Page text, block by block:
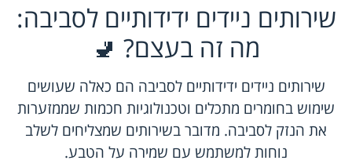
שירותים ניידים ידידותיים לסביבה:
מה זה בעצם? 🚽
שירותים ניידים ידידותיים לסביבה הם כאלה שעושים
שימוש בחומרים מתכלים וטכנולוגיות חכמות שממזערות
את הנזק לסביבה. מדובר בשירותים שמצליחים לשלב
נוחות למשתמש עם שמירה על הטבע.